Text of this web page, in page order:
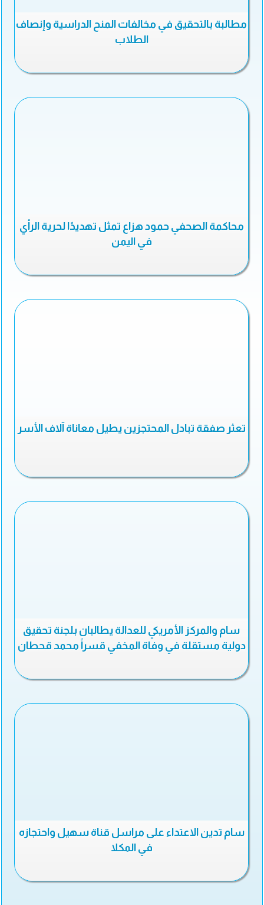
مطالبة بالتحقيق في مخالفات المنح الدراسية وإنصاف
الطلاب
محاكمة الصحفي حمود هزاع تمثل تهديدًا لحرية الرأي
في اليمن
تعثر صفقة تبادل المحتجزين يطيل معاناة آلاف الأسر
سام والمركز الأمريكي للعدالة يطالبان بلجنة تحقيق
دولية مستقلة في وفاة المخفي قسراً محمد قحطان
سام تدين الاعتداء على مراسل قناة سهيل واحتجازه
في المكلا